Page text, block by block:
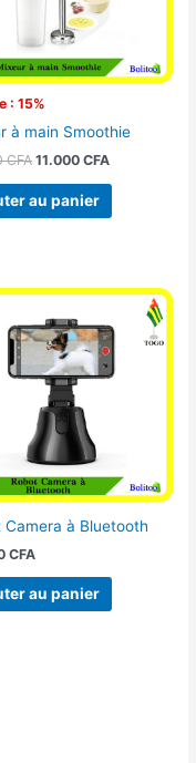
: 15%
à main Smoothie
CFA 11.000 CFA
au panier
Camera à Bluetooth
CFA
au panier